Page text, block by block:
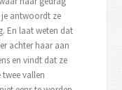
antwoordt ze
En laat weten dat
achter haar aan
en vindt dat ze
vallen